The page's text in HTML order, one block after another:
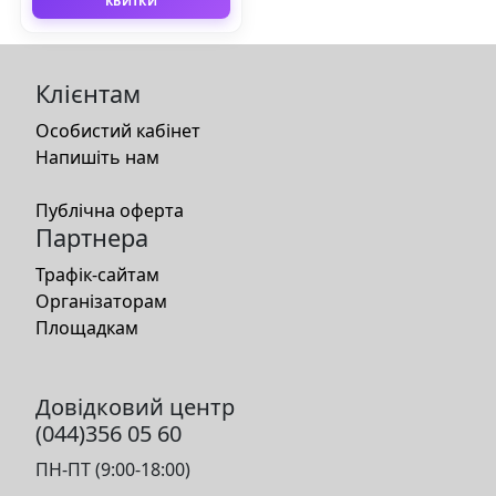
Клієнтам
Особистий кабінет
Напишіть нам
Публічна оферта
Партнера
Трафік-сайтам
Організаторам
Площадкам
Довідковий центр
(044)356 05 60
ПН-ПТ (9:00-18:00)